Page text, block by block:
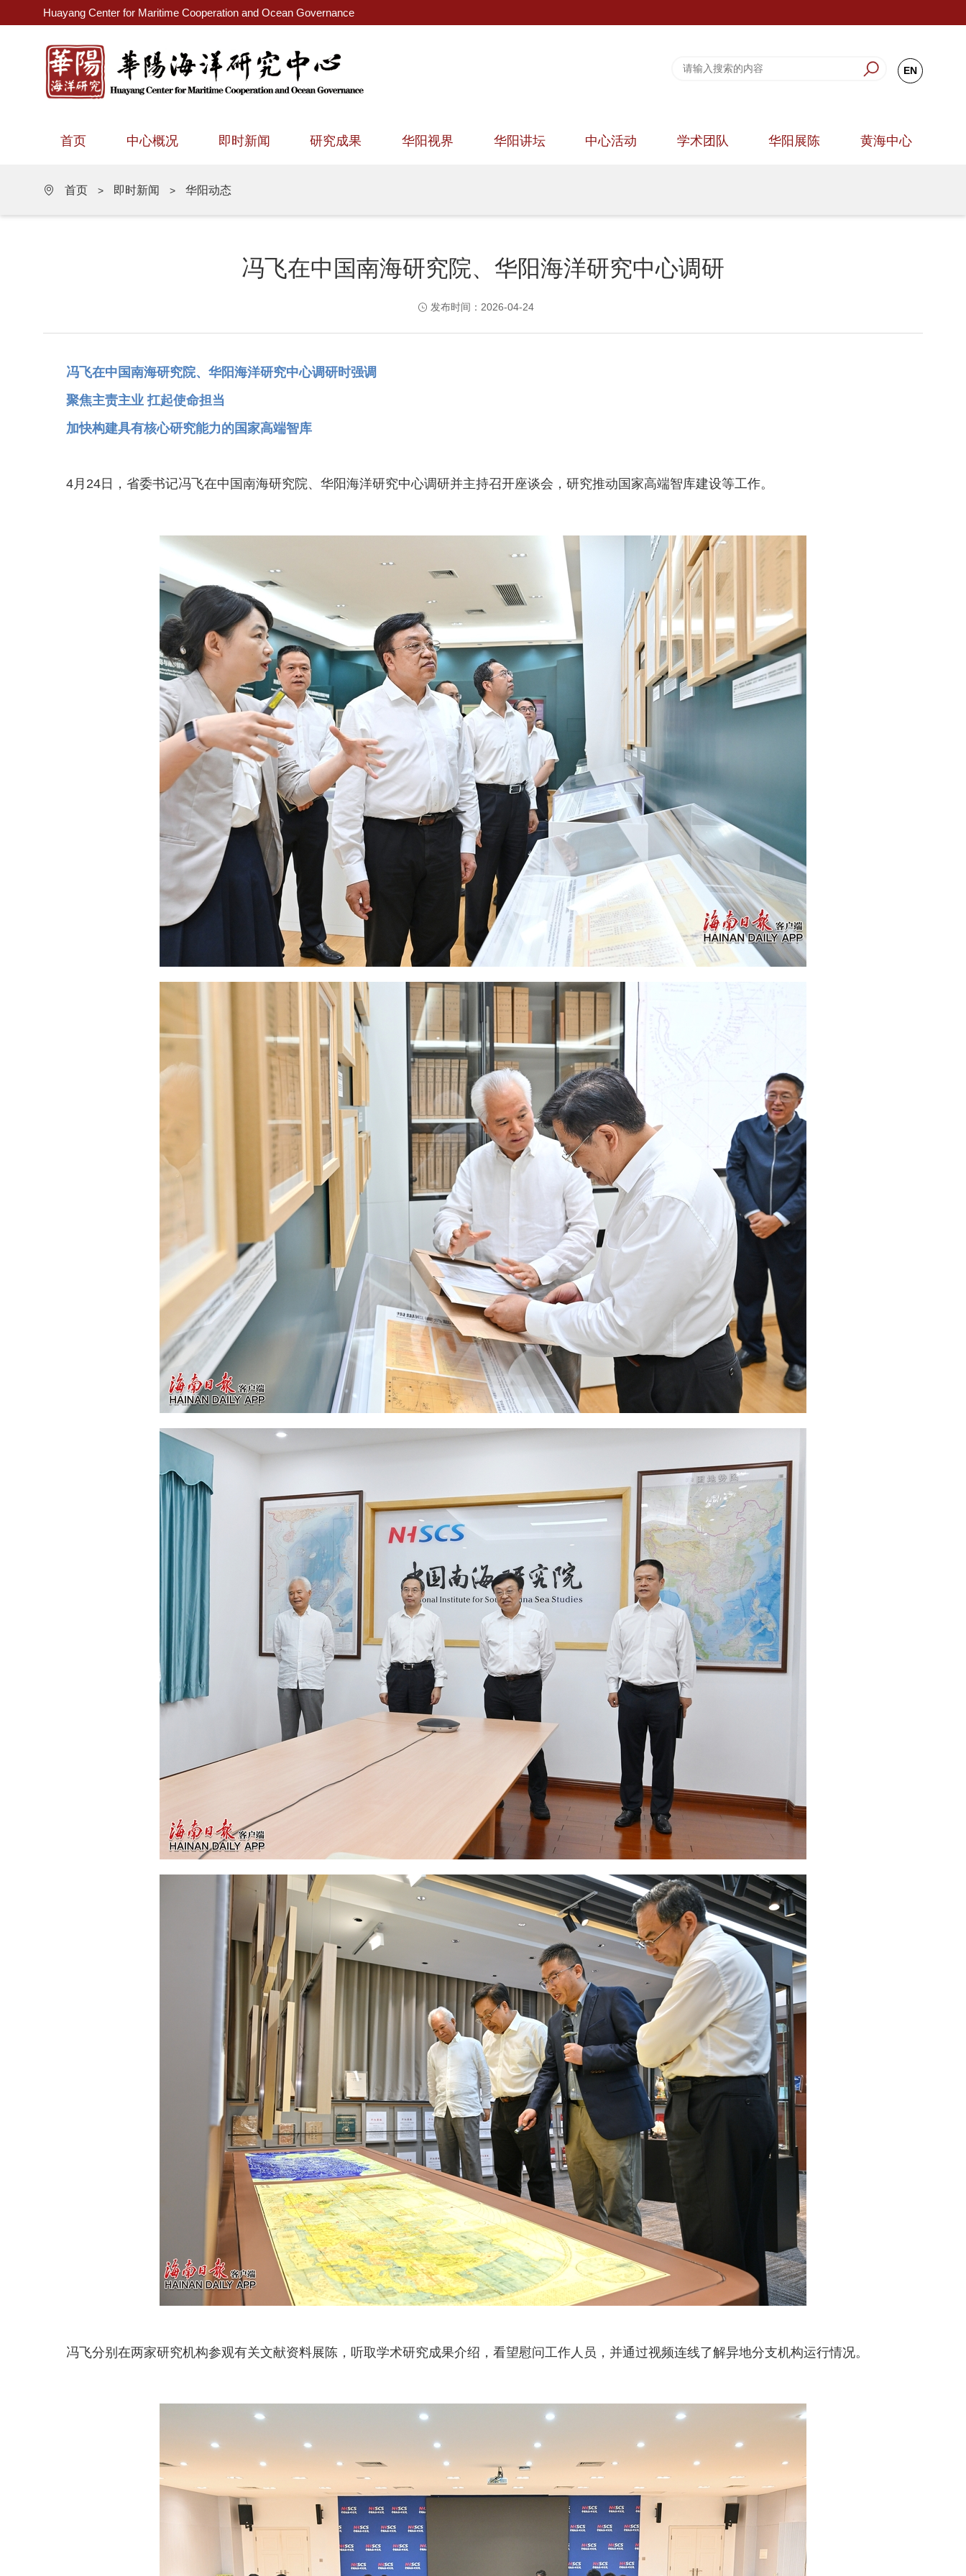
Huayang Center for Maritime Cooperation and Ocean Governance
EN
首页 中心概况 即时新闻 研究成果 华阳视界 华阳讲坛 中心活动 学术团队 华阳展陈 黄海中心
首页 > 即时新闻 > 华阳动态
冯飞在中国南海研究院、华阳海洋研究中心调研
发布时间：2026-04-24
冯飞在中国南海研究院、华阳海洋研究中心调研时强调
聚焦主责主业 扛起使命担当
加快构建具有核心研究能力的国家高端智库
4月24日，省委书记冯飞在中国南海研究院、华阳海洋研究中心调研并主持召开座谈会，研究推动国家高端智库建设等工作。
冯飞分别在两家研究机构参观有关文献资料展陈，听取学术研究成果介绍，看望慰问工作人员，并通过视频连线了解异地分支机构运行情况。